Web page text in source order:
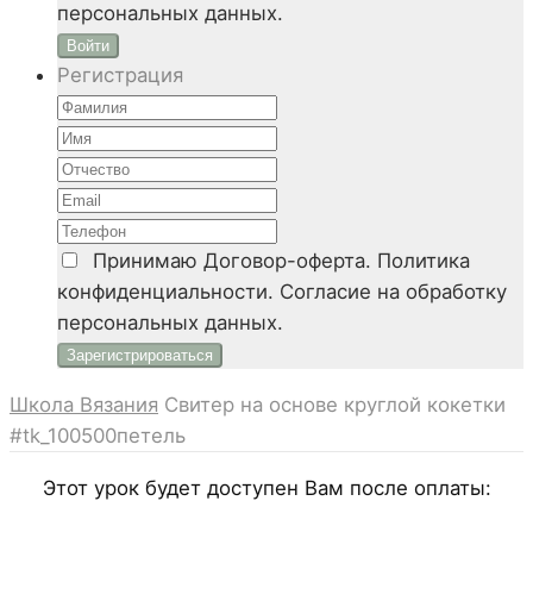
персональных данных.
Войти
Регистрация
Принимаю Договор-оферта. Политика
конфиденциальности. Согласие на обработку
персональных данных.
Школа Вязания Свитер на основе круглой кокетки
#tk_100500петель
Этот урок будет доступен Вам после оплаты: